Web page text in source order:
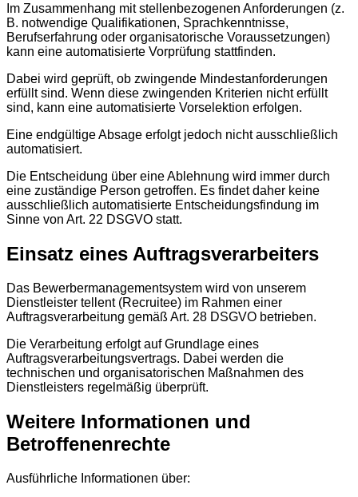
Im Zusammenhang mit stellenbezogenen Anforderungen (z.
B. notwendige Qualifikationen, Sprachkenntnisse,
Berufserfahrung oder organisatorische Voraussetzungen)
kann eine automatisierte Vorprüfung stattfinden.
Dabei wird geprüft, ob zwingende Mindestanforderungen
erfüllt sind. Wenn diese zwingenden Kriterien nicht erfüllt
sind, kann eine automatisierte Vorselektion erfolgen.
Eine endgültige Absage erfolgt jedoch nicht ausschließlich
automatisiert.
Die Entscheidung über eine Ablehnung wird immer durch
eine zuständige Person getroffen. Es findet daher keine
ausschließlich automatisierte Entscheidungsfindung im
Sinne von Art. 22 DSGVO statt.
Einsatz eines Auftragsverarbeiters
Das Bewerbermanagementsystem wird von unserem
Dienstleister tellent (Recruitee) im Rahmen einer
Auftragsverarbeitung gemäß Art. 28 DSGVO betrieben.
Die Verarbeitung erfolgt auf Grundlage eines
Auftragsverarbeitungsvertrags. Dabei werden die
technischen und organisatorischen Maßnahmen des
Dienstleisters regelmäßig überprüft.
Weitere Informationen und
Betroffenenrechte
Ausführliche Informationen über: